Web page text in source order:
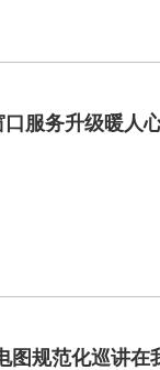
口服务升级暖人
图规范化巡讲在